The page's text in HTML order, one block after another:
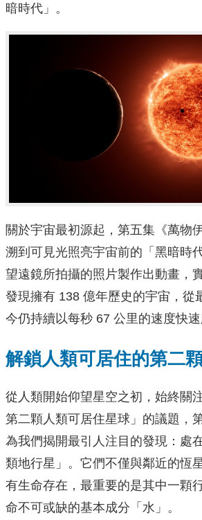
暗時代」。
關於宇宙最初源起，第五集《萬物
溯到可見光照亮宇宙前的「黑暗時
望遠鏡所拍攝的照片製作出動畫，
發現擁有 138 億年歷史的宇宙，從
今仍持續以每秒 67 公里的速度快速
解鎖人類可居住的第二
從人類開始仰望星空之初，始終關
第二顆人類可居住星球」的議題，
為我們揭開最引人注目的發現：處
類地行星」。它們不僅與鄰近的恆
有生命存在，最重要的是其中一顆
命不可或缺的基本成分「水」。